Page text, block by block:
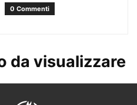
0 Commenti
da visualizzare